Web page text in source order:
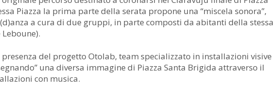
Piazza la prima parte della serata propone una “miscela sonora”,
a cura di due gruppi, in parte composti da abitanti della stessa
del progetto Otolab, team specializzato in installazioni visive
una diversa immagine di Piazza Santa Brigida attraverso il
con musica.